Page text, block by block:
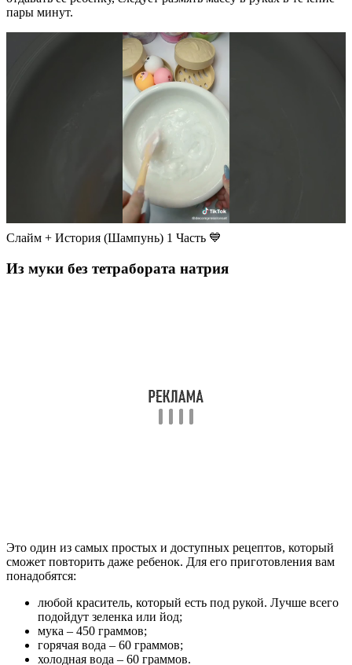
пары минут.
Слайм + История (Шампунь) 1 Часть 💙
Из муки без тетрабората натрия
Это один из самых простых и доступных рецептов, который
сможет повторить даже ребенок. Для его приготовления вам
понадобятся:
любой краситель, который есть под рукой. Лучше всего
подойдут зеленка или йод;
мука – 450 граммов;
горячая вода – 60 граммов;
холодная вода – 60 граммов.